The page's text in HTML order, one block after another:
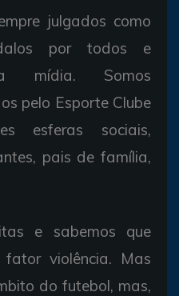
julgados como
por todos e
mídia. Somos
pelo Esporte Clube
esferas sociais,
pais de família,
e sabemos que
violência. Mas
do futebol, mas,